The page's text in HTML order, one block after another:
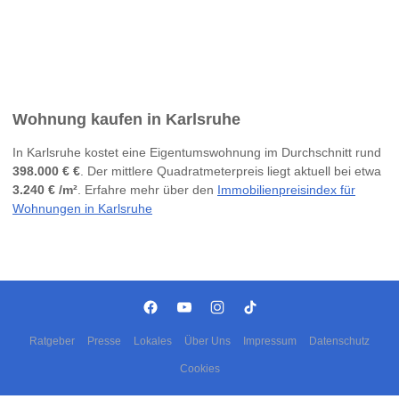
Wohnung kaufen in Karlsruhe
In Karlsruhe kostet eine Eigentumswohnung im Durchschnitt rund
398.000 € €. Der mittlere Quadratmeterpreis liegt aktuell bei etwa
3.240 € /m². Erfahre mehr über den Immobilienpreisindex für
Wohnungen in Karlsruhe
Ratgeber Presse Lokales Über Uns Impressum Datenschutz
Cookies